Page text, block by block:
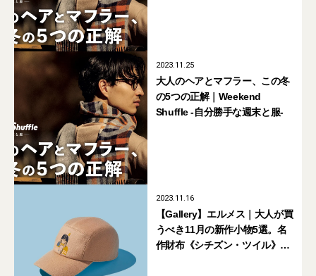
2023.11.25
大人のヘアとマフラー、この冬
の5つの正解｜Weekend
Shuffle -自分勝手な週末と服-
2023.11.16
【Gallery】エルメス｜大人が買
うべき11月の新作小物5選。名
作財布《シチズン・ツイル》